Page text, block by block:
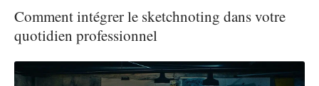
Comment intégrer le sketchnoting dans votre
quotidien professionnel